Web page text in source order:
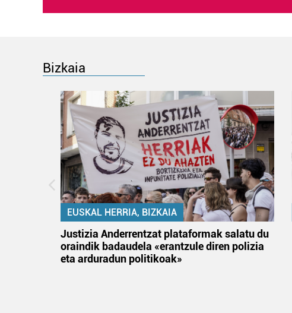
Bizkaia
EUSKAL HERRIA, BIZKAIA
Justizia Anderrentzat plataformak salatu du
oraindik badaudela «erantzule diren polizia
eta arduradun politikoak»